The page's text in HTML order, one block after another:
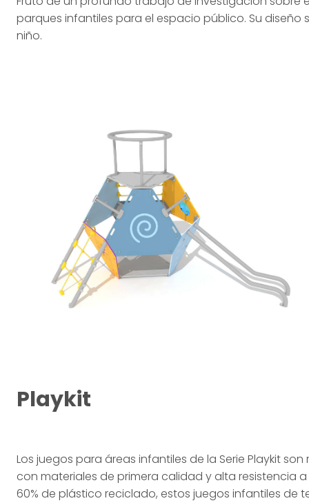
parques infantiles para el espacio público. Su
niño.
Playkit
Los juegos para áreas infantiles de la Serie Playkit
con materiales de primera calidad y alta resistencia
60% de plástico reciclado, estos juegos infantiles